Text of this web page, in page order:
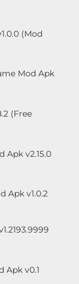
(Mod
Mod Apk
(Free
Apk v2.15.0
Apk v1.0.2
Apk v0.1